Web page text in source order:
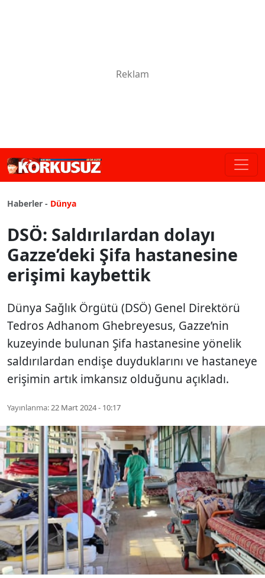
Haberler - Dünya
DSÖ: Saldırılardan dolayı
Gazze’deki Şifa hastanesine
erişimi kaybettik
Dünya Sağlık Örgütü (DSÖ) Genel Direktörü
Tedros Adhanom Ghebreyesus, Gazze’nin
kuzeyinde bulunan Şifa hastanesine yönelik
saldırılardan endişe duyduklarını ve hastaneye
erişimin artık imkansız olduğunu açıkladı.
Yayınlanma:22 Mart 2024 - 10:17